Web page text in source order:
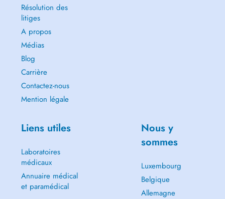
Résolution des
litiges
A propos
Médias
Blog
Carrière
Contactez-nous
Mention légale
Liens utiles
Laboratoires
médicaux
Annuaire médical
et paramédical
Nous y
sommes
Luxembourg
Belgique
Allemagne